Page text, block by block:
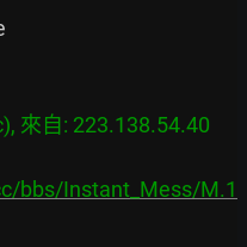
來自: 223.138.54.40
bbs/Instant_Mess/M.1